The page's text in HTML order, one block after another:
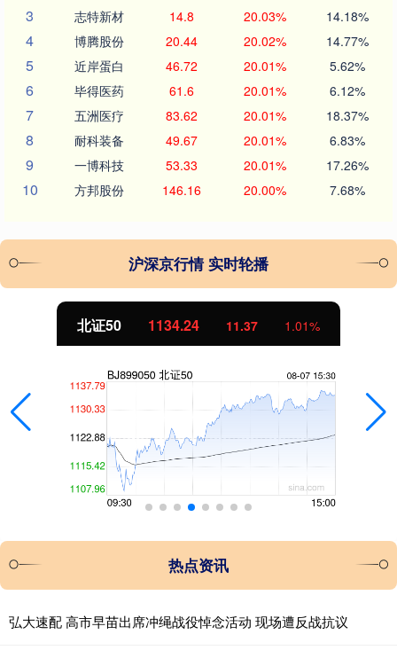
3 志特新材 14.8 20.03% 14.18%
4 博腾股份 20.44 20.02% 14.77%
5 近岸蛋白 46.72 20.01% 5.62%
6 毕得医药 61.6 20.01% 6.12%
7 五洲医疗 83.62 20.01% 18.37%
8 耐科装备 49.67 20.01% 6.83%
9 一博科技 53.33 20.01% 17.26%
10 方邦股份 146.16 20.00% 7.68%
沪深京行情 实时轮播
创业板指 3563.12 47.56 1.35%
热点资讯
弘大速配 高市早苗出席冲绳战役悼念活动 现场遭反战抗议